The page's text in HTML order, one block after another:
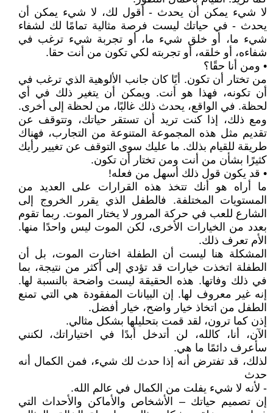
لا شيء يمكن أن يحدث - أقول لك، لا شيء يمكن أن
يحدث - في حياتك ليست فرصة مثالية تمامًا لك لشفاء
شيء ما، أو خلق شيء ما، أو تجربة شيء ترغب في
شفاءه، أو خلقه، أو تجربته لكي تكون من أنت حقا.
• ومن أنا حقًا؟
من تختار أن تكون. أيًا كان جانب الألوهية الذي ترغب في
أن تكونه، فهذا هو أنت. ويمكن أن يتغير ذلك في أي
لحظة. في الواقع، يحدث ذلك غالبًا، من لحظة إلى أخرى.
ومع ذلك، إذا كنت تريد أن تستقر حياتك، وتتوقف عن
تقديم مثل هذه المجموعة المتنوعة من التجارب، فهناك
طريقة للقيام بذلك. ما عليك سوى التوقف عن تغيير رأيك
كثيرًا بشأن من أنت ومن تختار أن تكون.
• قد يكون قول ذلك أسهل من فعله!
ما أراه هو أنك تتخذ هذه القرارات على العديد من
المستويات المختلفة. فالطفل الذي يقرر الخروج إلى
الشارع للعب في حركة المرور لا يختار الموت. ربما تقوم
بعدد من الخيارات الأخرى، لكن الموت ليس واحدًا منها.
الأم تعرف ذلك.
المشكلة هنا ليست أن الطفلة اختارت الموت، بل أن
الطفلة اتخذت خيارات قد تؤدي إلى أكثر من نتيجة، بما
في ذلك وفاتها. هذه الحقيقة ليست واضحة بالنسبة لها.
إنه غير معروف لها. إن البيانات المفقودة هي التي تمنع
الطفل من اتخاذ خيار واضح، خيار أفضل.
إذن كما ترون، لقد قمت بتحليلها بشكل مثالي.
الآن، أنا، كالله، لن أتدخل أبدًا في اختياراتك، لكنني
سأعرف دائمًا ما هي.
لذلك، قد تفترض أنه إذا حدث لك شيء، فمن الكمال أنه
حدث
- لأنه لا شيء يفلت من الكمال في عالم الله.
إن تصميم حياتك – الأشخاص والأماكن والأحداث التي